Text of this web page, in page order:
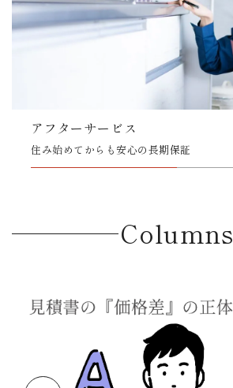
アフターサービス
住み始めてからも安心の長期保証
Columns